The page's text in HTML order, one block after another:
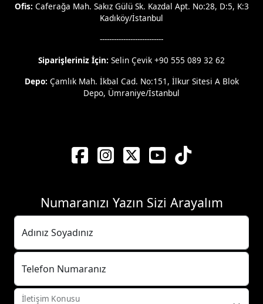
Ofis: Caferağa Mah. Sakız Gülü Sk. Kazdal Apt. No:28, D:5, K:3
Kadıköy/İstanbul
---------------------------
Siparişleriniz İçin: Selin Çevik +90 555 089 32 62
Depo: Çamlık Mah. İkbal Cad. No:151, İlkur Sitesi A Blok
Depo, Ümraniye/İstanbul
Numaranızı Yazın Sizi Arayalım
Adınız Soyadınız
Telefon Numaranız
İletişim Konusu